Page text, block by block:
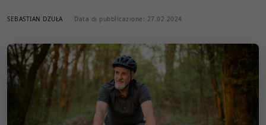
SEBASTIAN DZUŁA Data di pubblicazione: 27.02.2024